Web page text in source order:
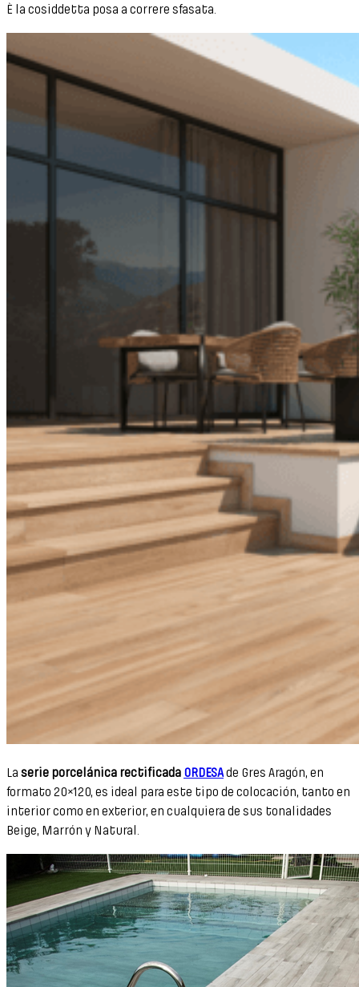
È la cosiddetta posa a correre sfasata.
La serie porcelánica rectificada ORDESAde Gres Aragón, en
formato 20×120, es ideal para este tipo de colocación, tanto en
interior como en exterior, en cualquiera de sus tonalidades
Beige, Marrón y Natural.